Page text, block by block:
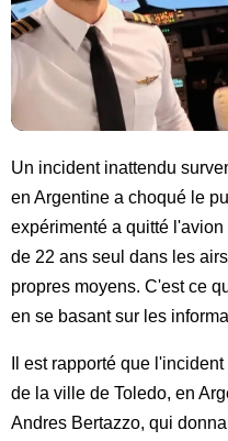
Un incident inattendu
en Argentine a choqué le
expérimenté a quitté
de 22 ans seul dans les
propres moyens. C'est ce
en se basant sur les
Il est rapporté que
de la ville de Toledo, en
Andres Bertazzo, qui